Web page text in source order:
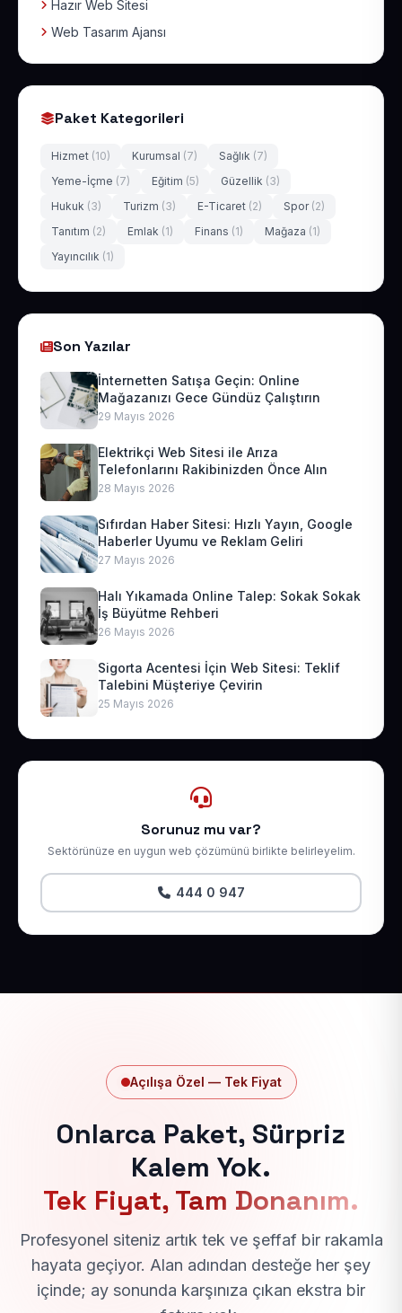
Hazır Web Sitesi
Web Tasarım Ajansı
Paket Kategorileri
Hizmet (10) Kurumsal (7) Sağlık (7)
Yeme-İçme (7) Eğitim (5) Güzellik (3)
Hukuk (3) Turizm (3) E-Ticaret (2) Spor (2)
Tanıtım (2) Emlak (1) Finans (1) Mağaza (1)
Yayıncılık (1)
Son Yazılar
İnternetten Satışa Geçin: Online
Mağazanızı Gece Gündüz Çalıştırın
29 Mayıs 2026
Elektrikçi Web Sitesi ile Arıza
Telefonlarını Rakibinizden Önce Alın
28 Mayıs 2026
Sıfırdan Haber Sitesi: Hızlı Yayın, Google
Haberler Uyumu ve Reklam Geliri
27 Mayıs 2026
Halı Yıkamada Online Talep: Sokak Sokak
İş Büyütme Rehberi
26 Mayıs 2026
Sigorta Acentesi İçin Web Sitesi: Teklif
Talebini Müşteriye Çevirin
25 Mayıs 2026
Sorunuz mu var?
Sektörünüze en uygun web çözümünü birlikte belirleyelim.
444 0 947
Açılışa Özel — Tek Fiyat
Onlarca Paket, Sürpriz
Kalem Yok.
Tek Fiyat, Tam Donanım.
Profesyonel siteniz artık tek ve şeffaf bir rakamla
hayata geçiyor. Alan adından desteğe her şey
içinde; ay sonunda karşınıza çıkan ekstra bir